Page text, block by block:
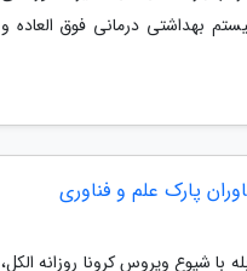
بهداشتی درمانی فوق العاده و
پارک علم و فناوری
با شیوع ویروس کرونا روزانه الکل،